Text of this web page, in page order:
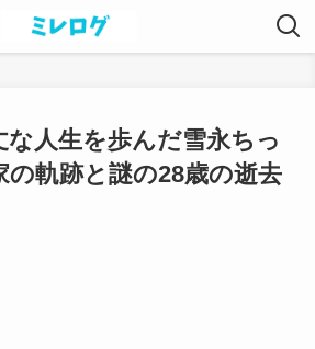
な人生を歩んだ雪永ちっ
の軌跡と謎の28歳の逝去